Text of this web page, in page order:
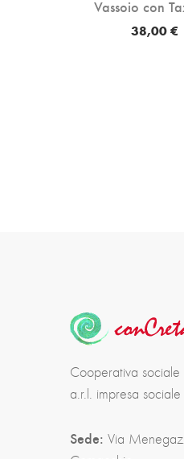
Vassoio con
38,00 €
Cooperativa
a.r.l. impresa sociale
Sede: Via